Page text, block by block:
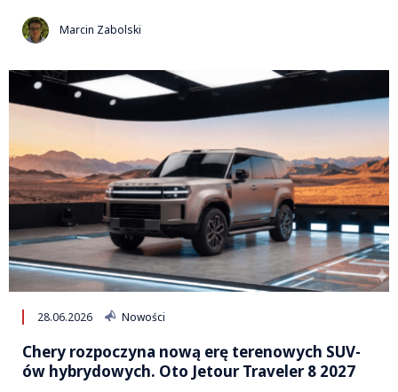
Marcin Zabolski
28.06.2026 Nowości
Chery rozpoczyna nową erę terenowych SUV-
ów hybrydowych. Oto Jetour Traveler 8 2027